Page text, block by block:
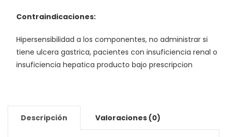
Contraindicaciones:
Hipersensibilidad a los componentes, no administrar si
tiene ulcera gastrica, pacientes con insuficiencia renal o
insuficiencia hepatica producto bajo prescripcion
Descripción Valoraciones (0)